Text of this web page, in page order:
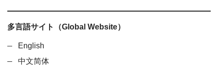
多言語サイト（Global Website）
English
中文简体